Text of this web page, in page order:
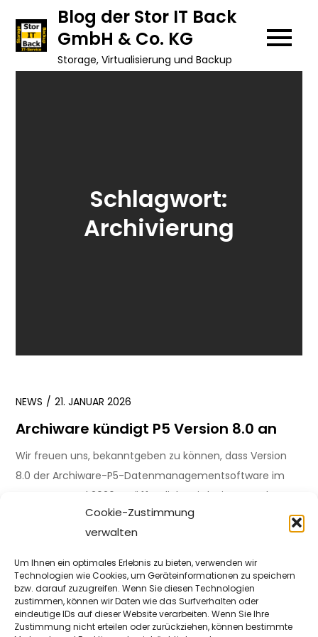
Cookie-Zustimmung
verwalten
Um Ihnen ein optimales Erlebnis zu bieten, verwenden wir
Technologien wie Cookies, um Geräteinformationen zu speichern
bzw. darauf zuzugreifen. Wenn Sie diesen Technologien
zustimmen, können wir Daten wie das Surfverhalten oder
eindeutige IDs auf dieser Website verarbeiten. Wenn Sie Ihre
Zustimmung nicht erteilen oder zurückziehen, können bestimmte
content
Blog der Stor IT Back
GmbH & Co. KG
Storage, Virtualisierung und Backup
Schlagwort:
Archivierung
NEWS 21. JANUAR 2026
Archiware kündigt P5 Version 8.0 an
Wir freuen uns, bekanntgeben zu können, dass Version
8.0 der Archiware-P5-Datenmanagementsoftware im
ersten Quartal 2026 veröffentlicht wird. Dieses Update
ALLGEMEIN ,NEWS 8. FEBRUAR 2024
Archiware Releases P5 Version 7.2